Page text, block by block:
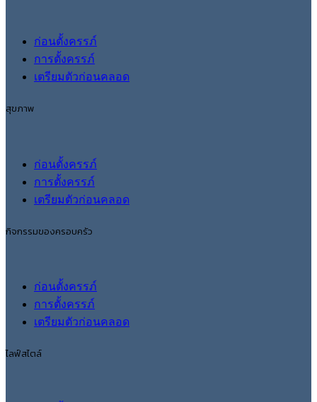
ก่อนตั้งครรภ์
การตั้งครรภ์
เตรียมตัวก่อนคลอด
สุขภาพ
ก่อนตั้งครรภ์
การตั้งครรภ์
เตรียมตัวก่อนคลอด
กิจกรรมของครอบครัว
ก่อนตั้งครรภ์
การตั้งครรภ์
เตรียมตัวก่อนคลอด
ไลฟ์สไตล์